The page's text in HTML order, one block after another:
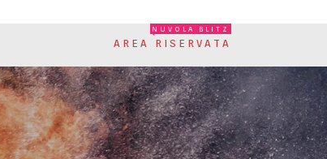
AREA RISERVATA
NUVOLA BLITZ